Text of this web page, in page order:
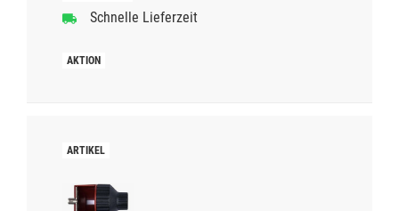
Schnelle Lieferzeit